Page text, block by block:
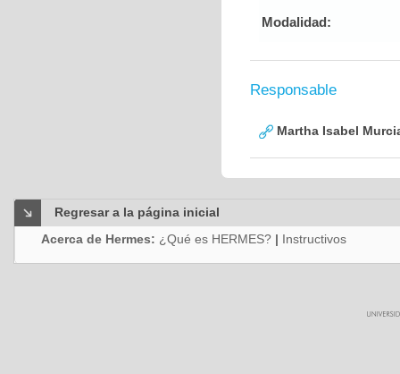
Modalidad:
Responsable
Martha Isabel
Regresar a la página inicial
Acerca de Hermes: ¿Qué es HERMES? | Instructivos